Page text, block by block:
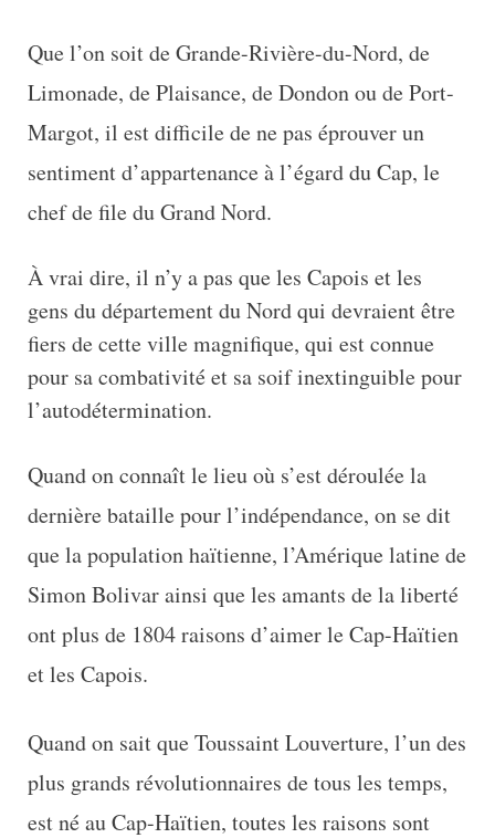
Que l’on soit de Grande-Rivière-du-Nord, de
Limonade, de Plaisance, de Dondon ou de Port-
Margot, il est difficile de ne pas éprouver un
sentiment d’appartenance à l’égard du Cap, le
chef de file du Grand Nord.
À vrai dire, il n’y a pas que les Capois et les
gens du département du Nord qui devraient être
fiers de cette ville magnifique, qui est connue
pour sa combativité et sa soif inextinguible pour
l’autodétermination.
Quand on connaît le lieu où s’est déroulée la
dernière bataille pour l’indépendance, on se dit
que la population haïtienne, l’Amérique latine de
Simon Bolivar ainsi que les amants de la liberté
ont plus de 1804 raisons d’aimer le Cap-Haïtien
et les Capois.
Quand on sait que Toussaint Louverture, l’un des
plus grands révolutionnaires de tous les temps,
est né au Cap-Haïtien, toutes les raisons sont